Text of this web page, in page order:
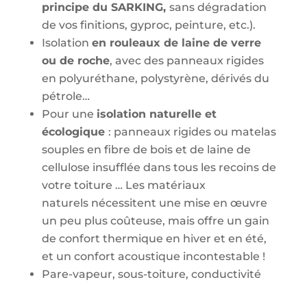
principe du SARKING, sans dégradation
de vos finitions, gyproc, peinture, etc.).
Isolation en rouleaux de laine de verre
ou de roche, avec des panneaux rigides
en polyuréthane, polystyrène, dérivés du
pétrole…
Pour une isolation naturelle et
écologique : panneaux rigides ou matelas
souples en fibre de bois et de laine de
cellulose insufflée dans tous les recoins de
votre toiture … Les matériaux
naturels nécessitent une mise en œuvre
un peu plus coûteuse, mais offre un gain
de confort thermique en hiver et en été,
et un confort acoustique incontestable !
Pare-vapeur, sous-toiture, conductivité